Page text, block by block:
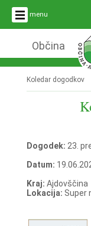
menu
Občina
Koledar dogodkov
Dogodek: 23.
Datum:
Kraj: Ajdovščina
Lokacija: Super